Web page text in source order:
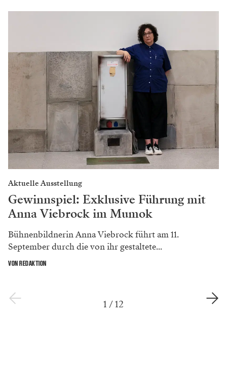
Aktuelle Ausstellung
Gewinnspiel: Exklusive Führung mit
Anna Viebrock im Mumok
Bühnenbildnerin Anna Viebrock führt am 11.
September durch die von ihr gestaltete...
VON REDAKTION
1 /12